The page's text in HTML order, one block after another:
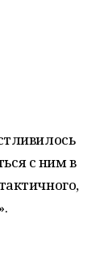
с ним в